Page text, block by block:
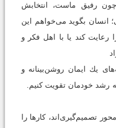
رفيق ماست، انتخابش
انسان بگويد مى‌خواهم اين
رعايت كند يا با اهل فكر و
يك ايمان روشن‌بينانه و
رشد خودمان تقويت كنيم.
تصميم‌گيرى‌اند، كارها را